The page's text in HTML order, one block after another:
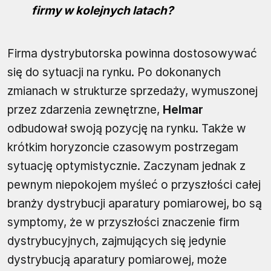
firmy w kolejnych latach?
Firma dystrybutorska powinna dostosowywać
się do sytuacji na rynku. Po dokonanych
zmianach w strukturze sprzedaży, wymuszonej
przez zdarzenia zewnętrzne, Helmar
odbudował swoją pozycję na rynku. Także w
krótkim horyzoncie czasowym postrzegam
sytuację optymistycznie. Zaczynam jednak z
pewnym niepokojem myśleć o przyszłości całej
branży dystrybucji aparatury pomiarowej, bo są
symptomy, że w przyszłości znaczenie firm
dystrybucyjnych, zajmujących się jedynie
dystrybucją aparatury pomiarowej, może